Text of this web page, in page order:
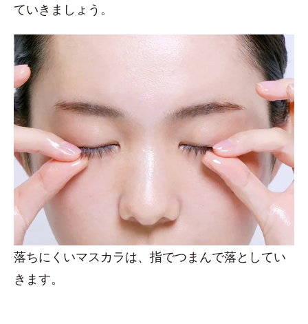
ていきましょう。
落ちにくいマスカラは、指でつまんで落としてい
きます。